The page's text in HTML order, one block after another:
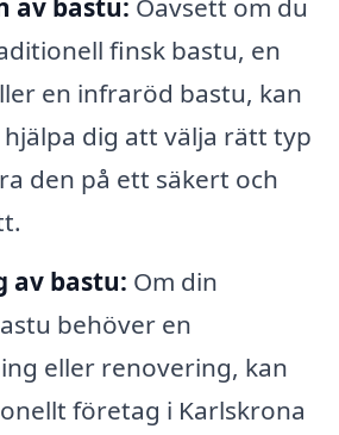
av bastu: Oavsett om du
finsk bastu, en
en infraröd bastu, kan
dig att välja rätt typ
den på ett säkert och
av bastu: Om din
behöver en
eller renovering, kan
företag i Karlskrona